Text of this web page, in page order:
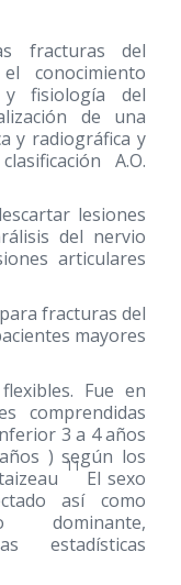
fracturas del
conocimiento
fisiología del
de una
y radiográfica y
A.O.
lesiones
del nervio
articulares
fracturas del
mayores
Fue en
comprendidas
3 a 4 años
) según los
11
El sexo
así como
estadísticas